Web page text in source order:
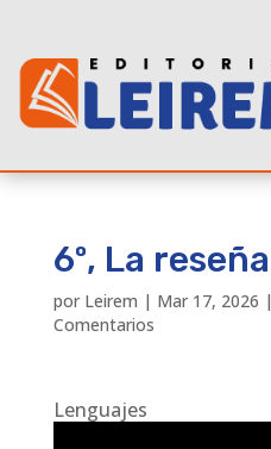
6º, La reseña
por Leirem | Mar 17, 2026 |
Comentarios
Lenguajes